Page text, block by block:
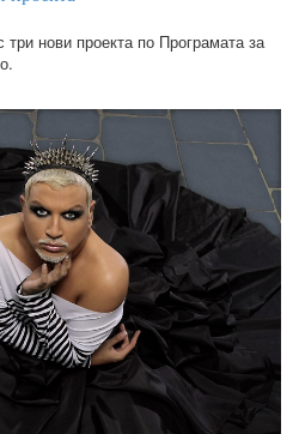
нови проекта по Програмата за